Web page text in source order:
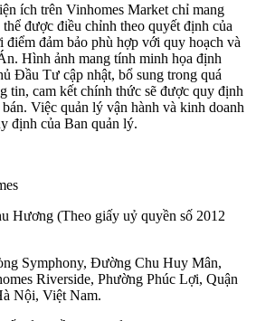
ích trên Vinhomes Market chỉ mang
được điều chỉnh theo quyết định của
đảm bảo phù hợp với quy hoạch và
Hình ảnh mang tính minh họa định
Đầu Tư cập nhật, bổ sung trong quá
tin, cam kết chính thức sẽ được quy định
Việc quản lý vận hành và kinh doanh
định của Ban quản lý.
Hương (Theo giấy uỷ quyền số 2012
Symphony, Đường Chu Huy Mân,
Riverside, Phường Phúc Lợi, Quận
Nội, Việt Nam.